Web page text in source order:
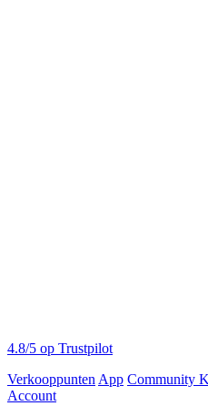
4.8/5 op Trustpilot
VerkooppuntenApp Community
Account